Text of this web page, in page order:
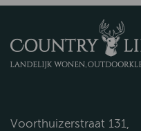
Voorthuizerstraat 131,